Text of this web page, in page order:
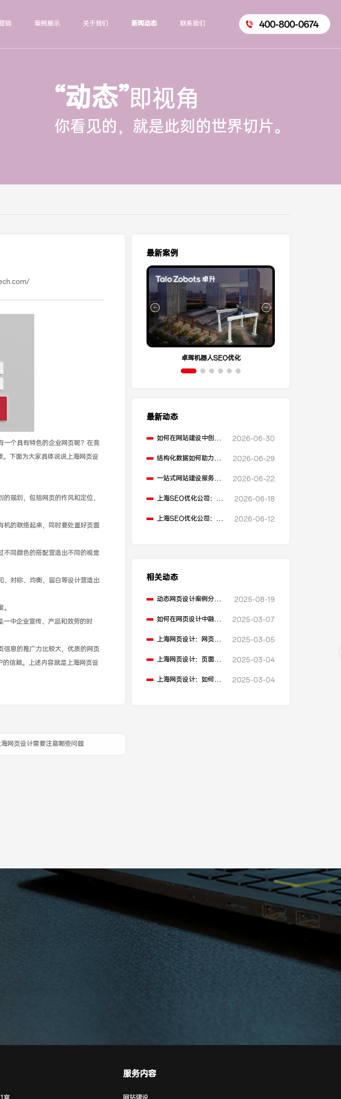
销 案例展示 关于我们 新闻动态 联系我们 400-800-0674
“动态”即视角
你看见的，就是此刻的世界切片。
个具有特色的企业网页呢？在竞
下面为大家具体说说上海网页设
规划，包括网页的作风和定位，
的联络起来，同时要处置好页面
同颜色的搭配营造出不同的视觉
对称、均衡、留白等设计营造出
中企业宣传、产品和效劳的时
息的推广力比较大，优质的网页
信赖。上述内容就是上海网页设
海网页设计需要注意哪些问题
最新案例
卓珲机器人SEO优化
最新动态
如何在网站建设中创建
2026-06-30
结构化数据如何助力
2026-06-29
一站式网站建设服务平
2026-06-22
上海SEO优化公司：如
升点击率和SEO效果？
2026-06-18
上海SEO优化公司：有
2026-06-12
相关动态
动态网页设计案例分析
2025-08-19
如何在网页设计中融入
2025-03-07
上海网页设计：网页的
行性能优化？
2025-03-05
上海网页设计：页面中
息层级划分？
2025-03-04
上海网页设计：如何设
2025-03-04
服务内容